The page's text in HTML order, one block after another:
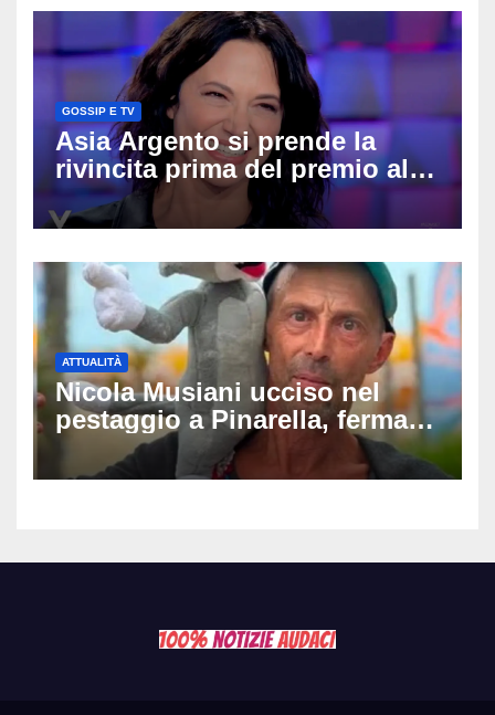
GOSSIP E TV
Asia Argento si prende la
rivincita prima del premio alla
carriera: «Mi chiamano
raccomandata e cagna»
ATTUALITÀ
Nicola Musiani ucciso nel
pestaggio a Pinarella, fermati
quattro giovani: la svolta
dopo video, intercettazioni e